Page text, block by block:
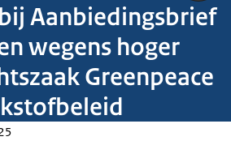
Aanbiedingsbrief
wegens hoger
Greenpeace